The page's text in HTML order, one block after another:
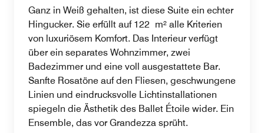
Ganz in Weiß gehalten, ist diese Suite ein echter
Hingucker. Sie erfüllt auf 122 m² alle Kriterien
von luxuriösem Komfort. Das Interieur verfügt
über ein separates Wohnzimmer, zwei
Badezimmer und eine voll ausgestattete Bar.
Sanfte Rosatöne auf den Fliesen, geschwungene
Linien und eindrucksvolle Lichtinstallationen
spiegeln die Ästhetik des Ballet Étoile wider. Ein
Ensemble, das vor Grandezza sprüht.